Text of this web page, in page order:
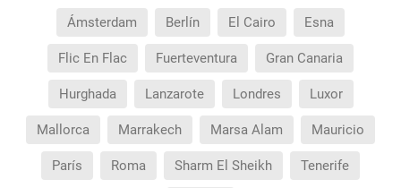
Ámsterdam Berlín El Cairo Esna
Flic En Flac Fuerteventura Gran Canaria
Hurghada Lanzarote Londres Luxor
Mallorca Marrakech Marsa Alam Mauricio
París Roma Sharm El Sheikh Tenerife